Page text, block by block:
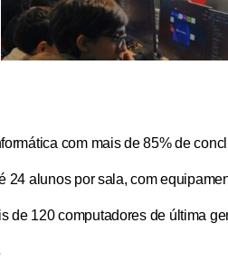
com mais de 85% de
24 alunos por sala, com
de 120 computadores de última